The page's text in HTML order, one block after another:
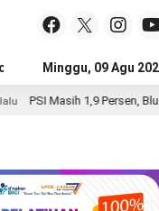
Advertorial Tips
Minggu, 09 Agu
Persen, Blusukan Jokowi